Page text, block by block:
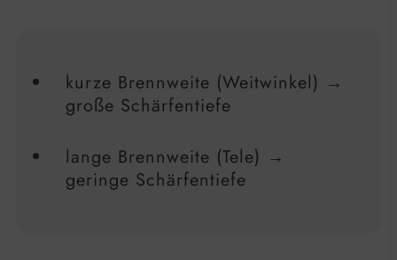
kurze Brennweite (Weitwinkel) →
große Schärfentiefe
lange Brennweite (Tele) →
geringe Schärfentiefe